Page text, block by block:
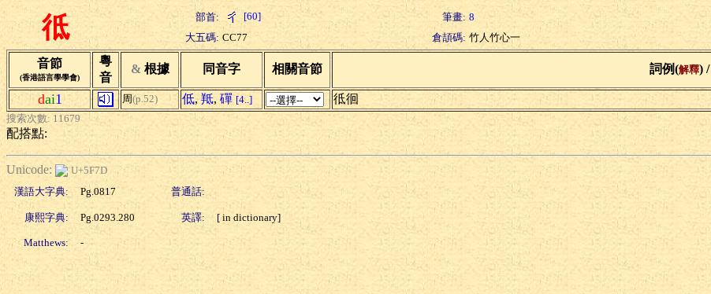
彽 部首: [60] 筆畫: 8
大五碼: CC77 倉頡碼: 竹人竹心一
音節
(香港語言學學會)
粵
音
& 根據 同音字 相關音節 詞例(解釋) /
dai1 周(p.52) 低, 羝, 磾 [4..] 彽徊
搜索次數: 11679
配搭點:
Unicode:
U+5F7D
漢語大字典:
Pg.0817 普通話:
康熙字典: Pg.0293.280 英譯: [ in dictionary]
Matthews: -